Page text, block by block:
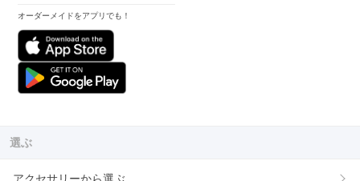
オーダーメイドをアプリでも！
選ぶ
アクセサリーから選ぶ